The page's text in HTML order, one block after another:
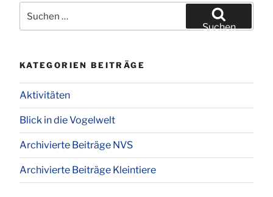
nach:
Suchen
KATEGORIEN BEITRÄGE
Aktivitäten
Blick in die Vogelwelt
Archivierte Beiträge NVS
Archivierte Beiträge Kleintiere